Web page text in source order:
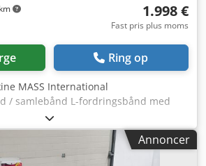
1.998 €
Fast pris plus moms
Ring op
MASS International
/ samlebånd L-fordringsbånd med
Axgjx An Nekr kan leveres på
Vinkelfordringsbånd NC1
med fast vinkel og opsamlingsplader i
som vist: NC 1 Indføringsdel 600
Annoncer